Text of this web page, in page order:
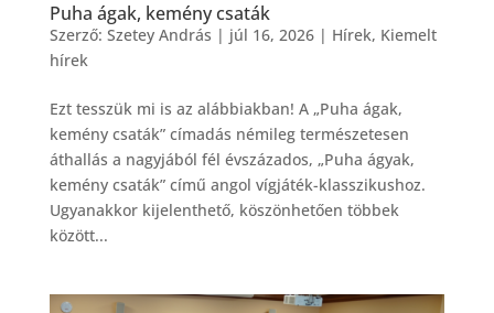
Puha ágak, kemény csaták
Szerző: Szetey András | júl 16, 2026| Hírek, Kiemelt
hírek
Ezt tesszük mi is az alábbiakban! A „Puha ágak,
kemény csaták” címadás némileg természetesen
áthallás a nagyjából fél évszázados, „Puha ágyak,
kemény csaták” című angol vígjáték-klasszikushoz.
Ugyanakkor kijelenthető, köszönhetően többek
között...